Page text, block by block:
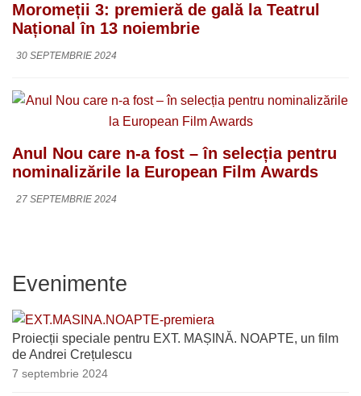
Moromeții 3: premieră de gală la Teatrul
Național în 13 noiembrie
30 SEPTEMBRIE 2024
Anul Nou care n-a fost – în selecția pentru
nominalizările la European Film Awards
27 SEPTEMBRIE 2024
Evenimente
Proiecții speciale pentru EXT. MAȘINĂ. NOAPTE, un film
de Andrei Crețulescu
7 septembrie 2024